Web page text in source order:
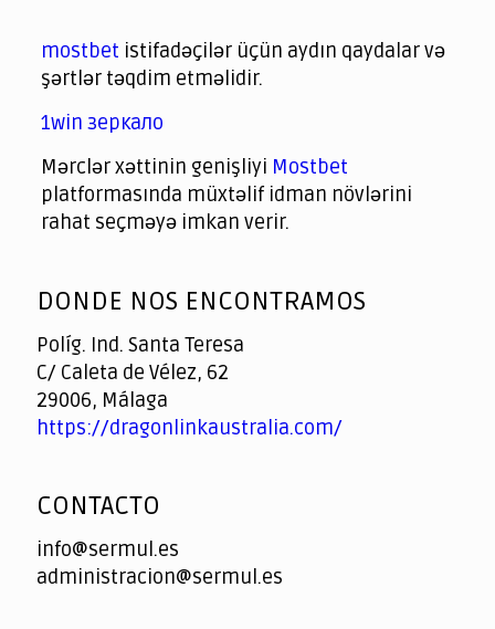
spintiger
Avabet
Spinrise
Crown Green
Crowngreen casino login
슈가 러쉬1000 슬롯
crazy time casino online
1xcasinozambia.com
codingworldnews.com
parimatch.kr
winorio
winorio casino
winorio
mostbet istifadəçilər üçün aydın qaydalar və
şərtlər təqdim etməlidir.
1win зеркало
Mərclər xəttinin genişliyi Mostbet
platformasında müxtəlif idman növlərini
rahat seçməyə imkan verir.
of
DONDE NOS ENCONTRAMOS
Políg. Ind. Santa Teresa
C/ Caleta de Vélez, 62
29006, Málaga
https://dragonlinkaustralia.com/
CONTACTO
info@sermul.es
administracion@sermul.es